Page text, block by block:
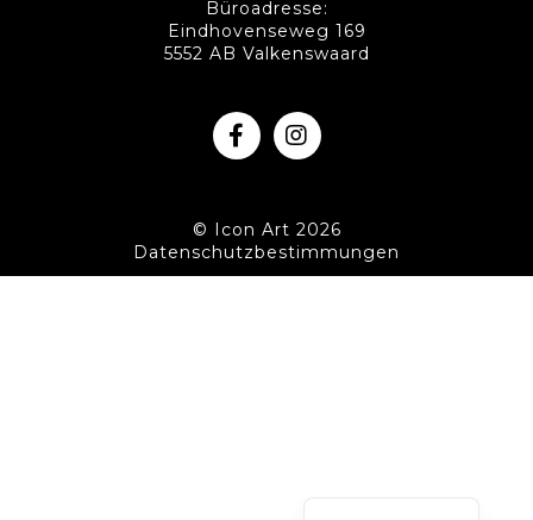
Büroadresse:
Eindhovenseweg 169
5552 AB Valkenswaard
© Icon Art 2026
Datenschutzbestimmungen